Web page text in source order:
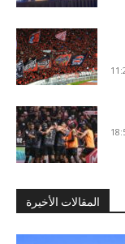
المقالات الأخيرة